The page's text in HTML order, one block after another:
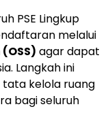
PSE Lingkup
melalui
agar dapat
Langkah ini
kelola ruang
bagi seluruh